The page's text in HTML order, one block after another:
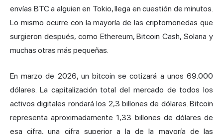
envías BTC a alguien en Tokio, llega en cuestión de minutos.
Lo mismo ocurre con la mayoría de las criptomonedas que
surgieron después, como Ethereum, Bitcoin Cash, Solana y
muchas otras más pequeñas.
En marzo de 2026, un bitcoin se cotizará a unos 69.000
dólares. La capitalización total del mercado de todos los
activos digitales rondará los 2,3 billones de dólares. Bitcoin
representa aproximadamente 1,33 billones de dólares de
esa cifra, una cifra superior a la de la mayoría de las